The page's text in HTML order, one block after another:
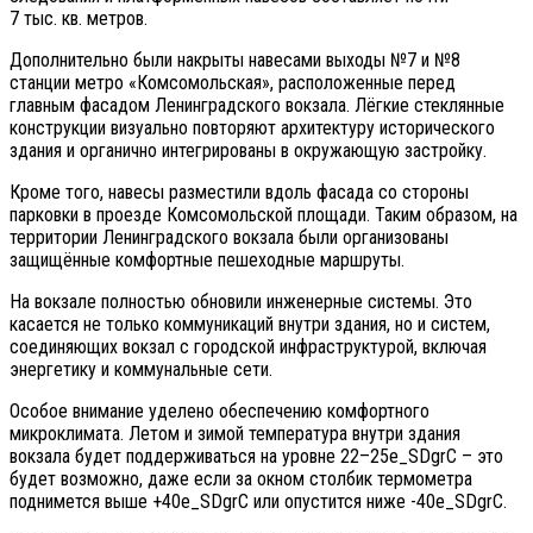
7 тыс. кв. метров.
Дополнительно были накрыты навесами выходы №7 и №8
станции метро «Комсомольская», расположенные перед
главным фасадом Ленинградского вокзала. Лёгкие стеклянные
конструкции визуально повторяют архитектуру исторического
здания и органично интегрированы в окружающую застройку.
Кроме того, навесы разместили вдоль фасада со стороны
парковки в проезде Комсомольской площади. Таким образом, на
территории Ленинградского вокзала были организованы
защищённые комфортные пешеходные маршруты.
На вокзале полностью обновили инженерные системы. Это
касается не только коммуникаций внутри здания, но и систем,
соединяющих вокзал с городской инфраструктурой, включая
энергетику и коммунальные сети.
Особое внимание уделено обеспечению комфортного
микроклимата. Летом и зимой температура внутри здания
вокзала будет поддерживаться на уровне 22–25e_SDgrС – это
будет возможно, даже если за окном столбик термометра
поднимется выше +40e_SDgrС или опустится ниже -40e_SDgrС.